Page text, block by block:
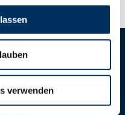
verwenden
eG